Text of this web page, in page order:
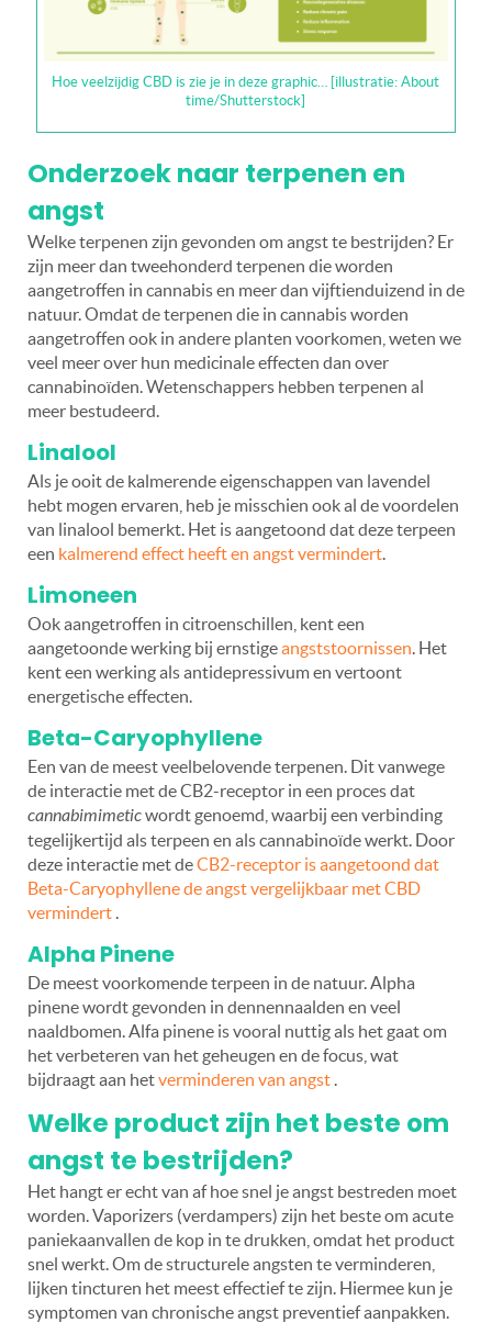
Hoe veelzijdig CBD is zie je in deze graphic… [illustratie: About
time/Shutterstock]
Onderzoek naar terpenen en
angst
Welke terpenen zijn gevonden om angst te bestrijden? Er
zijn meer dan tweehonderd terpenen die worden
aangetroffen in cannabis en meer dan vijftienduizend in de
natuur. Omdat de terpenen die in cannabis worden
aangetroffen ook in andere planten voorkomen, weten we
veel meer over hun medicinale effecten dan over
cannabinoïden. Wetenschappers hebben terpenen al
meer bestudeerd.
Linalool
Als je ooit de kalmerende eigenschappen van lavendel
hebt mogen ervaren, heb je misschien ook al de voordelen
van linalool bemerkt. Het is aangetoond dat deze terpeen
een kalmerend effect heeft en angst vermindert.
Limoneen
Ook aangetroffen in citroenschillen, kent een
aangetoonde werking bij ernstigeangststoornissen. Het
kent een werking als antidepressivum en vertoont
energetische effecten.
Beta-Caryophyllene
Een van de meest veelbelovende terpenen. Dit vanwege
de interactie met de CB2-receptor in een proces dat
cannabimimeticwordt genoemd, waarbij een verbinding
tegelijkertijd als terpeen en als cannabinoïde werkt. Door
deze interactie met deCB2-receptor is aangetoond dat
Beta-Caryophyllene de angst vergelijkbaar met CBD
vermindert .
Alpha Pinene
De meest voorkomende terpeen in de natuur. Alpha
pinene wordt gevonden in dennennaalden en veel
naaldbomen. Alfa pinene is vooral nuttig als het gaat om
het verbeteren van het geheugen en de focus, wat
bijdraagt aan hetverminderen van angst .
Welke product zijn het beste om
angst te bestrijden?
Het hangt er echt van af hoe snel je angst bestreden moet
worden. Vaporizers (verdampers) zijn het beste om acute
paniekaanvallen de kop in te drukken, omdat het product
snel werkt. Om de structurele angsten te verminderen,
lijken tincturen het meest effectief te zijn. Hiermee kun je
symptomen van chronische angst preventief aanpakken.